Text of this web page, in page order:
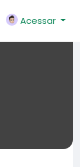
Acessar